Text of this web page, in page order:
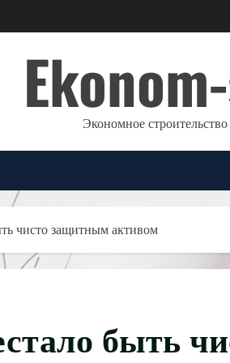
Экономное
чисто защитным активом
быть